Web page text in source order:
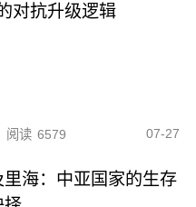
对抗升级逻辑
阅读 6579 07-27
里海：中亚国家的生存